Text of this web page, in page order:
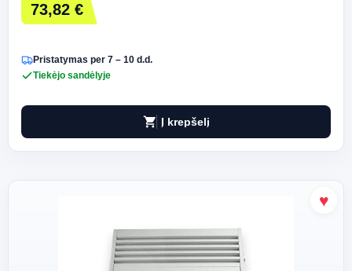
73,82 €
Pristatymas per 7 – 10 d.d.
Tiekėjo sandėlyje
shopping_cart Į krepšelį